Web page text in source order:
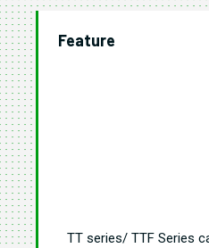
Feature
TT series/ TTF Series